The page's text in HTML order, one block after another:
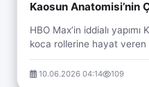
Kaosun Anatomisi’nin
HBO Max’in iddialı
koca rollerine hayat veren
Barut, yarın akşam (11
10.06.2026 04:14 109